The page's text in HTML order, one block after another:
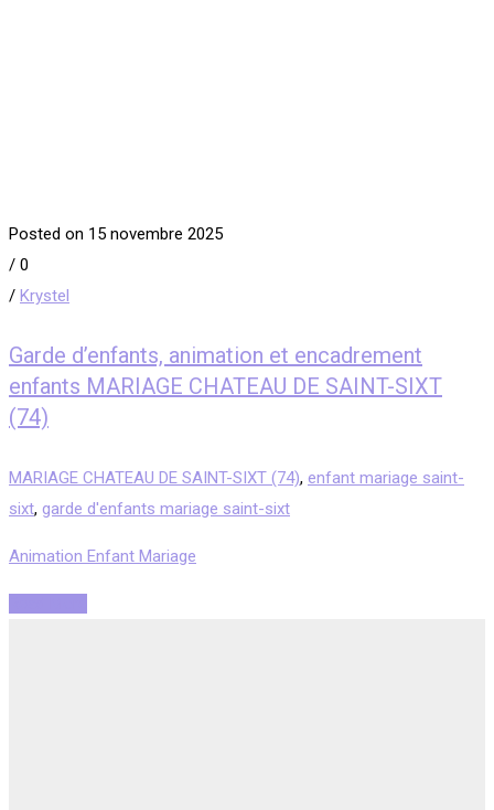
Posted on 15 novembre 2025
/ 0
/ Krystel
Garde d’enfants, animation et encadrement
enfants MARIAGE CHATEAU DE SAINT-SIXT
(74)
MARIAGE CHATEAU DE SAINT-SIXT (74), enfant mariage saint-
sixt, garde d'enfants mariage saint-sixt
Animation Enfant Mariage